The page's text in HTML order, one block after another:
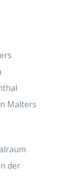
Malters
der